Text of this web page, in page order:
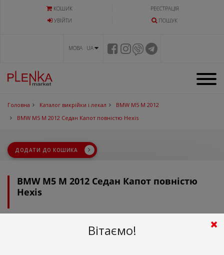
КОШИК
РЕЄСТРАЦІЯ
УВIЙТИ
ПОШУК
МОВА UA
Головна Каталог викрійки і лекал
BMW M5 M 2012
BMW M5 M 2012 Седан Капот повністю Hexis
ДОДАТИ ДО КОШИКА
BMW M5 M 2012 Седан Капот повністю
Hexis
грн.($0)
Вітаємо!